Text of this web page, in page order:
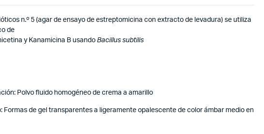
n.º 5 (agar de ensayo de estreptomicina con extracto de levadura) se utiliza
de
y Kanamicina B usando Bacillus subtilis
Polvo fluido homogéneo de crema a amarillo
Formas de gel transparentes a ligeramente opalescente de color ámbar medio en